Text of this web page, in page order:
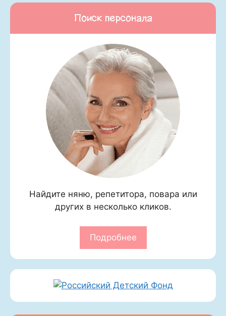
Поиск персонала
Найдите няню, репетитора, повара или
других в несколько кликов.
Подробнее